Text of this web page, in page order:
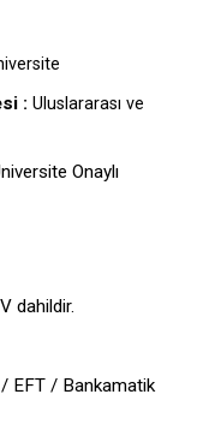
: Uluslararası ve
Onaylı
dahildir.
EFT / Bankamatik